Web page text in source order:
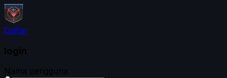
Daftar
login
Nama pengguna